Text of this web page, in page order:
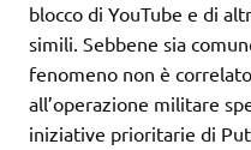
blocco di YouTube e di
simili. Sebbene sia
fenomeno non è
all’operazione militare
iniziative prioritarie di